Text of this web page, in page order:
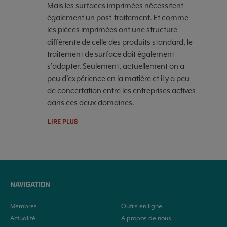
Mais les surfaces imprimées nécessitent
également un post-traitement. Et comme
les pièces imprimées ont une structure
différente de celle des produits standard, le
traitement de surface doit également
s’adapter. Seulement, actuellement on a
peu d’expérience en la matière et il y a peu
de concertation entre les entreprises actives
dans ces deux domaines.
LIRE PLUS
NAVIGATION
Membres
Actualité
Outils en ligne
A propos de nous